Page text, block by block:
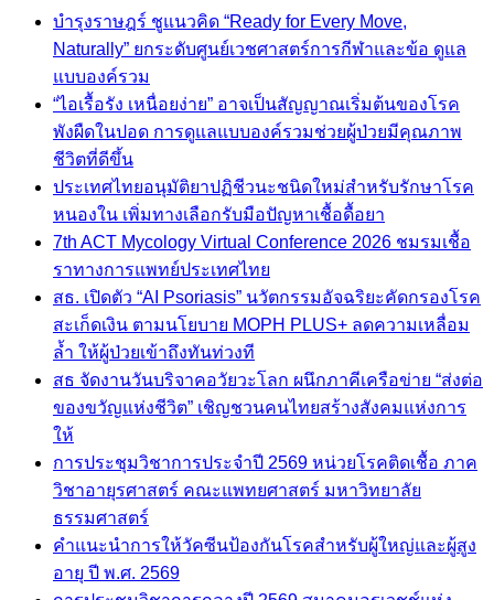
บำรุงราษฎร์ ชูแนวคิด “Ready for Every Move,
Naturally” ยกระดับศูนย์เวชศาสตร์การกีฬาและข้อ ดูแล
แบบองค์รวม
“ไอเรื้อรัง เหนื่อยง่าย” อาจเป็นสัญญาณเริ่มต้นของโรค
พังผืดในปอด การดูแลแบบองค์รวมช่วยผู้ป่วยมีคุณภาพ
ชีวิตที่ดีขึ้น
ประเทศไทยอนุมัติยาปฏิชีวนะชนิดใหม่สำหรับรักษาโรค
หนองใน เพิ่มทางเลือกรับมือปัญหาเชื้อดื้อยา
7th ACT Mycology Virtual Conference 2026 ชมรมเชื้อ
ราทางการแพทย์ประเทศไทย
สธ. เปิดตัว “AI Psoriasis” นวัตกรรมอัจฉริยะคัดกรองโรค
สะเก็ดเงิน ตามนโยบาย MOPH PLUS+ ลดความเหลื่อม
ล้ำ ให้ผู้ป่วยเข้าถึงทันท่วงที
สธ จัดงานวันบริจาคอวัยวะโลก ผนึกภาคีเครือข่าย “ส่งต่อ
ของขวัญแห่งชีวิต” เชิญชวนคนไทยสร้างสังคมแห่งการ
ให้
การประชุมวิชาการประจำปี 2569 หน่วยโรคติดเชื้อ ภาค
วิชาอายุรศาสตร์ คณะแพทยศาสตร์ มหาวิทยาลัย
ธรรมศาสตร์
คำแนะนำการให้วัคซีนป้องกันโรคสำหรับผู้ใหญ่และผู้สูง
อายุ ปี พ.ศ. 2569